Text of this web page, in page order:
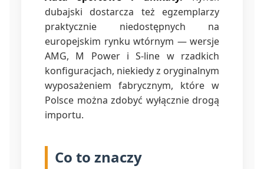
dubajski dostarcza też egzemplarzy
praktycznie niedostępnych na
europejskim rynku wtórnym — wersje
AMG, M Power i S-line w rzadkich
konfiguracjach, niekiedy z oryginalnym
wyposażeniem fabrycznym, które w
Polsce można zdobyć wyłącznie drogą
importu.
Co to znaczy